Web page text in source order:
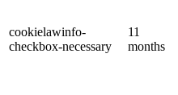
cookielawinfo-
checkbox-necessary
11
months